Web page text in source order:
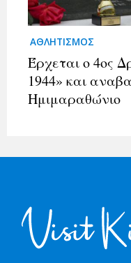
ΑΘΛΗΤΙΣΜΟΣ
Έρχεται ο 4ος
1944» και
Ημιμαραθώνιο